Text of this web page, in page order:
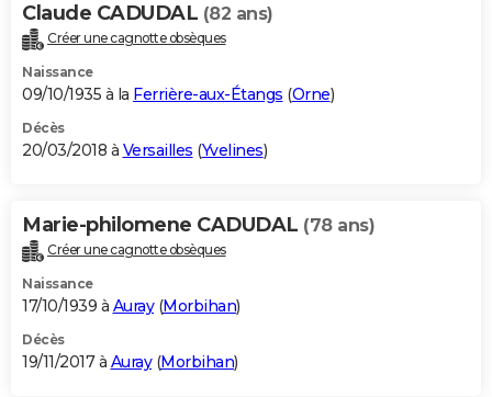
Claude CADUDAL (82 ans)
Créer une cagnotte obsèques
Naissance
09/10/1935 à la Ferrière-aux-Étangs (Orne)
Décès
20/03/2018 à Versailles (Yvelines)
Marie-philomene CADUDAL (78 ans)
Créer une cagnotte obsèques
Naissance
17/10/1939 à Auray(Morbihan)
Décès
19/11/2017 à Auray(Morbihan)